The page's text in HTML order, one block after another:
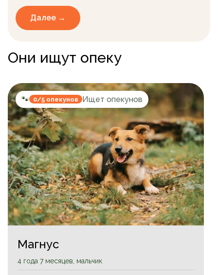
Далее →
Они ищут опеку
🐾 0/5 опекунов Ищет опекунов
Магнус
4 года 7 месяцев, мальчик